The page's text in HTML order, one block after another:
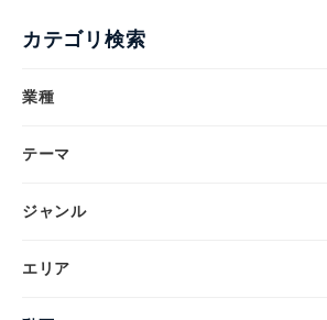
カテゴリ検索
業種
テーマ
ジャンル
エリア